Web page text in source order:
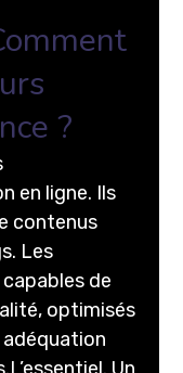
?
en ligne. Ils
contenus
Les
de
optimisés